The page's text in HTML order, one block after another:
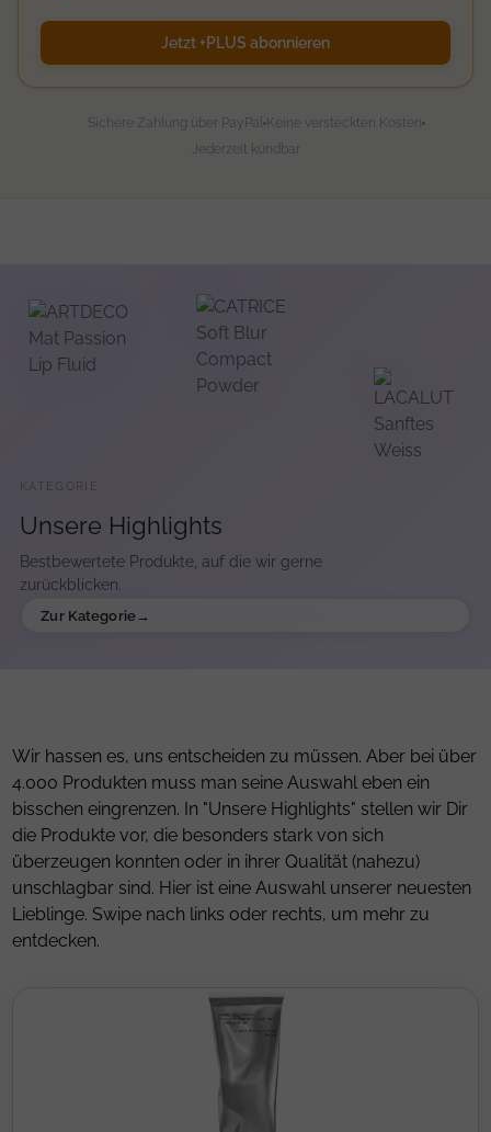
Jetzt +PLUS abonnieren
Sichere Zahlung über PayPal Keine versteckten Kosten
Jederzeit kündbar
KATEGORIE
Unsere Highlights
Bestbewertete Produkte, auf die wir gerne
zurückblicken.
Zur Kategorie
Wir hassen es, uns entscheiden zu müssen. Aber bei über
4.000 Produkten muss man seine Auswahl eben ein
bisschen eingrenzen. In "Unsere Highlights" stellen wir Dir
die Produkte vor, die besonders stark von sich
überzeugen konnten oder in ihrer Qualität (nahezu)
unschlagbar sind. Hier ist eine Auswahl unserer neuesten
Lieblinge. Swipe nach links oder rechts, um mehr zu
entdecken.